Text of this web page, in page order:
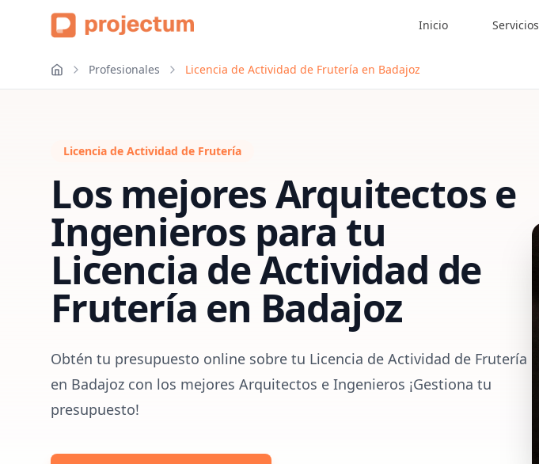
Inicio Servicios
Profesionales Licencia de Actividad de Frutería en Badajoz
Licencia de Actividad de Frutería
Los mejores Arquitectos e
Ingenieros para tu
Licencia de Actividad de
Frutería en Badajoz
Obtén tu presupuesto online sobre tu Licencia de Actividad de Frutería
en Badajoz con los mejores Arquitectos e Ingenieros ¡Gestiona tu
presupuesto!